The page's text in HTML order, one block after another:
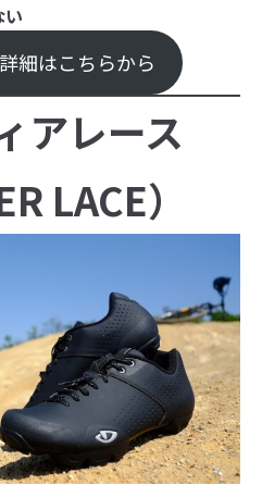
細はこちらから
アレース
LACE）